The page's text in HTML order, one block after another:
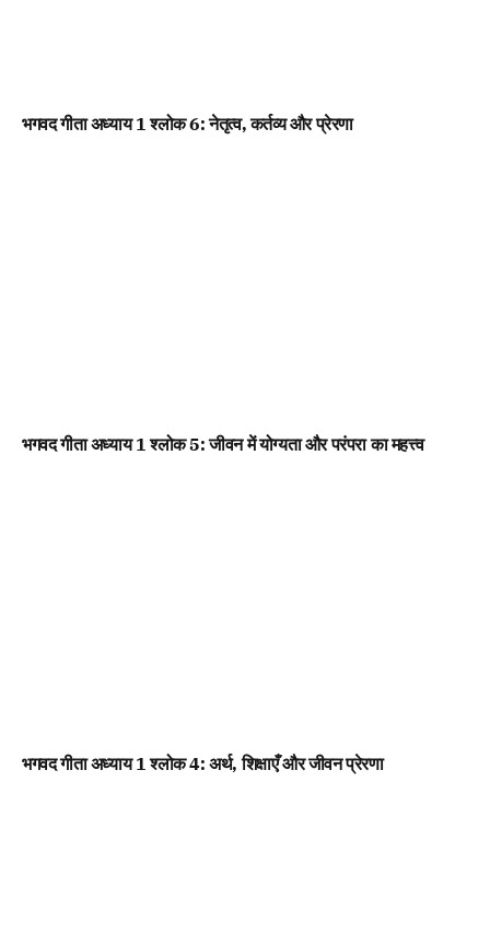
भगवद गीता अध्याय 1 श्लोक 6: नेतृत्व, कर्तव्य और प्रेरणा
भगवद गीता अध्याय 1 श्लोक 5: जीवन में योग्यता और परंपरा का महत्त्व
भगवद गीता अध्याय 1 श्लोक 4: अर्थ, शिक्षाएँ और जीवन प्रेरणा